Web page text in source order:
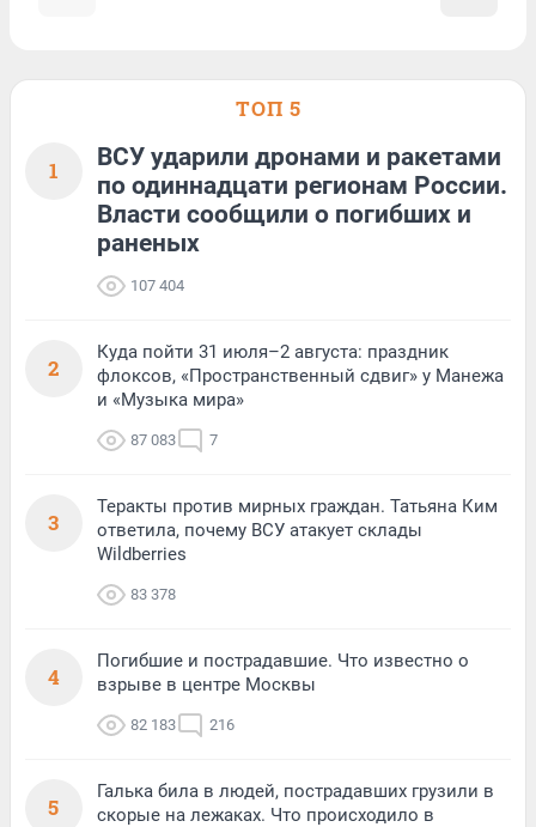
ТОП 5
1
ВСУ ударили дронами и ракетами
по одиннадцати регионам России.
Власти сообщили о погибших и
раненых
107 404
2
Куда пойти 31 июля–2 августа: праздник
флоксов, «Пространственный сдвиг» у Манежа
и «Музыка мира»
87 083 7
3
Теракты против мирных граждан. Татьяна Ким
ответила, почему ВСУ атакует склады
Wildberries
83 378
4
Погибшие и пострадавшие. Что известно о
взрыве в центре Москвы
82 183 216
5
Галька била в людей, пострадавших грузили в
скорые на лежаках. Что происходило в